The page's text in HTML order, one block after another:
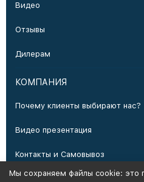
Видео
Отзывы
Дилерам
КОМПАНИЯ
Почему клиенты выбирают нас?
Видео презентация
Контакты и Самовывоз
Производство
Мы сохраняем файлы cookie: это